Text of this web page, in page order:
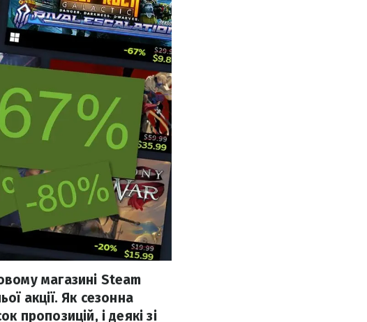
магазині Steam
акції. Як сезонна
пропозицій, і деякі зі